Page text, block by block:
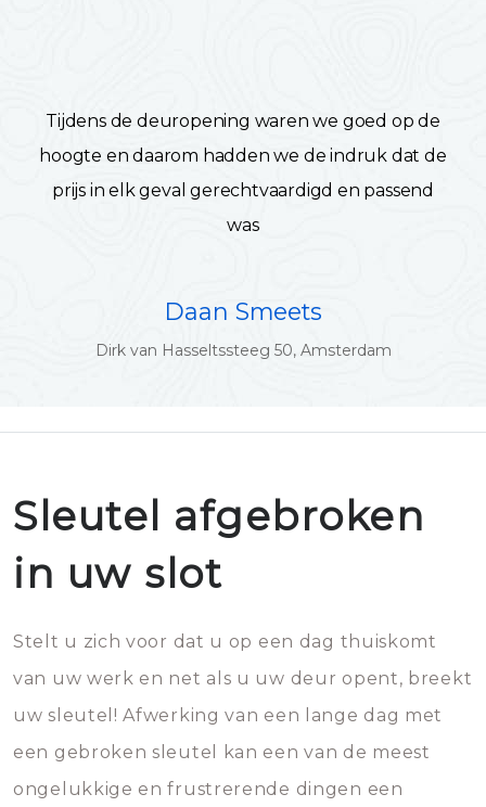
Tijdens de deuropening waren we goed op de
hoogte en daarom hadden we de indruk dat de
prijs in elk geval gerechtvaardigd en passend
was
Daan Smeets
Dirk van Hasseltssteeg 50, Amsterdam
Sleutel afgebroken
in uw slot
Stelt u zich voor dat u op een dag thuiskomt
van uw werk en net als u uw deur opent, breekt
uw sleutel! Afwerking van een lange dag met
een gebroken sleutel kan een van de meest
ongelukkige en frustrerende dingen een